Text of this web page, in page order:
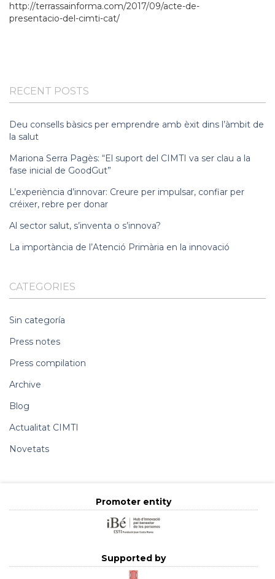
http://terrassainforma.com/2017/09/acte-de-
presentacio-del-cimti-cat/
RECENT POSTS
Deu consells bàsics per emprendre amb èxit dins l’àmbit de
la salut
Mariona Serra Pagès: “El suport del CIMTI va ser clau a la
fase inicial de GoodGut”
L’experiència d’innovar: Creure per impulsar, confiar per
créixer, rebre per donar
Al sector salut, s’inventa o s’innova?
La importància de l’Atenció Primària en la innovació
CATEGORIES
Sin categoría
Press notes
Press compilation
Archive
Blog
Actualitat CIMTI
Novetats
Promoter entity
Supported by